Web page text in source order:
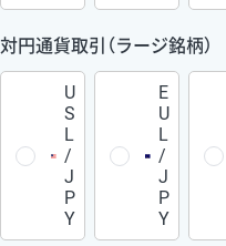
対円通貨取引（ラージ銘柄）
U
S
L
/
J
P
Y
E
U
L
/
J
P
Y